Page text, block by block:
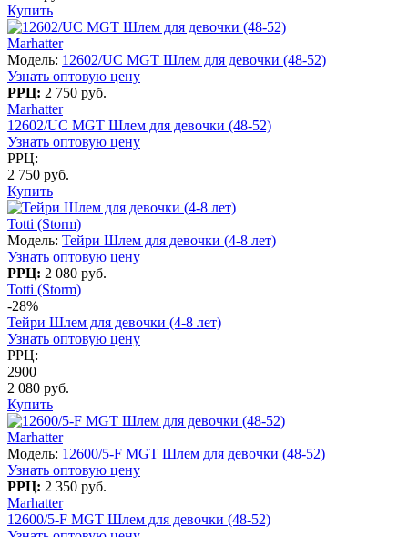
Купить
Marhatter
Модель: 12602/UC MGT Шлем для девочки (48-52)
Узнать оптовую цену
РРЦ: 2 750 руб.
Marhatter
12602/UC MGT Шлем для девочки (48-52)
Узнать оптовую цену
РРЦ:
2 750 руб.
Купить
Totti (Storm)
Модель: Тейри Шлем для девочки (4-8 лет)
Узнать оптовую цену
РРЦ: 2 080 руб.
Totti (Storm)
-28%
Тейри Шлем для девочки (4-8 лет)
Узнать оптовую цену
РРЦ:
2900
2 080 руб.
Купить
Marhatter
Модель: 12600/5-F MGT Шлем для девочки (48-52)
Узнать оптовую цену
РРЦ: 2 350 руб.
Marhatter
12600/5-F MGT Шлем для девочки (48-52)